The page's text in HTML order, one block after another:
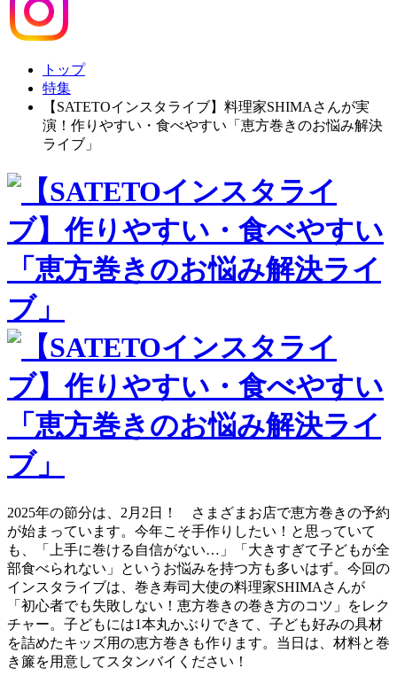
トップ
特集
【SATETOインスタライブ】料理家SHIMAさんが実
演！作りやすい・食べやすい「恵方巻きのお悩み解決
ライブ」
2025年の節分は、2月2日！ さまざまお店で恵方巻きの予約
が始まっています。今年こそ手作りしたい！と思っていて
も、「上手に巻ける自信がない…」「大きすぎて子どもが全
部食べられない」というお悩みを持つ方も多いはず。今回の
インスタライブは、巻き寿司大使の料理家SHIMAさんが
「初心者でも失敗しない！恵方巻きの巻き方のコツ」をレク
チャー。子どもには1本丸かぶりできて、子ども好みの具材
を詰めたキッズ用の恵方巻きも作ります。当日は、材料と巻
き簾を用意してスタンバイください！